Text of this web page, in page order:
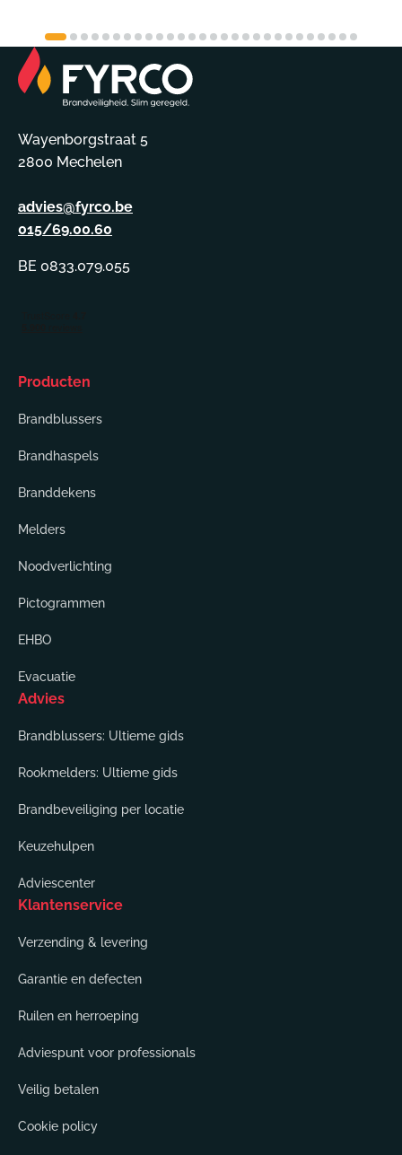
Wayenborgstraat 5
2800 Mechelen
advies@fyrco.be
015/69.00.60
BE 0833.079.055
Producten
Brandblussers
Brandhaspels
Branddekens
Melders
Noodverlichting
Pictogrammen
EHBO
Evacuatie
Advies
Brandblussers: Ultieme gids
Rookmelders: Ultieme gids
Brandbeveiliging per locatie
Keuzehulpen
Adviescenter
Klantenservice
Verzending & levering
Garantie en defecten
Ruilen en herroeping
Adviespunt voor professionals
Veilig betalen
Cookie policy